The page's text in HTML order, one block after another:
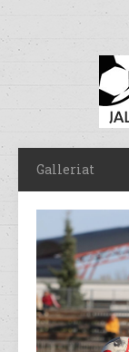
Galleriat